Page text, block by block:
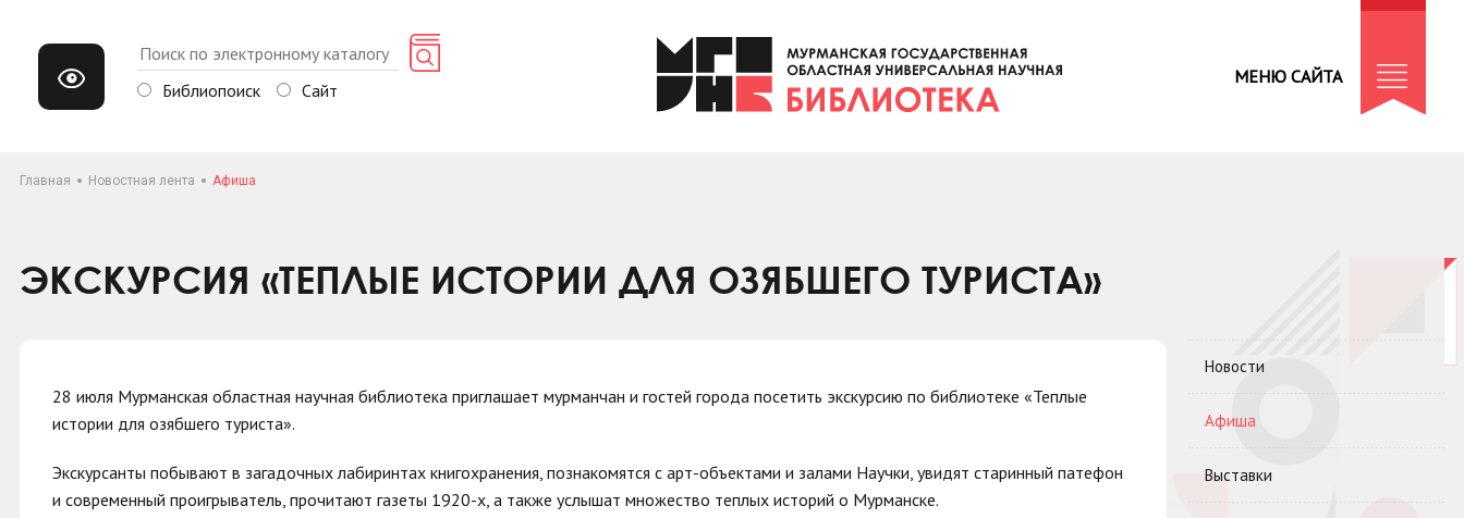
Библиопоиск Сайт
МЕНЮ САЙТА
Главная Новостная лента Афиша
ЭКСКУРСИЯ «ТЕПЛЫЕ ИСТОРИИ ДЛЯ ОЗЯБШЕГО ТУРИСТА»
28 июля Мурманская областная научная библиотека приглашает мурманчан и гостей города посетить экскурсию по библиотеке «Теплые
истории для озябшего туриста».
Экскурсанты побывают в загадочных лабиринтах книгохранения, познакомятся с арт-объектами и залами Научки, увидят старинный патефон
и современный проигрыватель, прочитают газеты 1920-х, а также услышат множество теплых историй о Мурманске.
Новости
Афиша
Выставки